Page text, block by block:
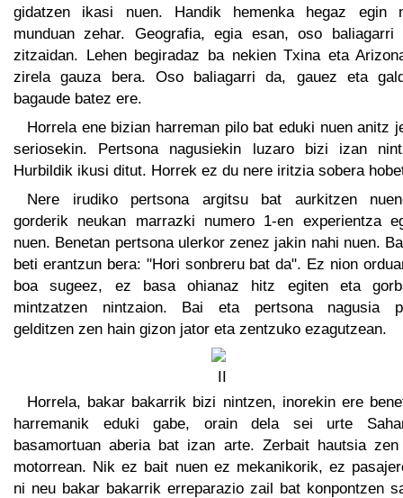
gidatzen ikasi nuen. Handik hemenka hegaz egin
munduan zehar. Geografia, egia esan, oso baliagarri
zitzaidan. Lehen begiradaz ba nekien Txina eta
zirela gauza bera. Oso baliagarri da, gauez eta
bagaude batez ere.
Horrela ene bizian harreman pilo bat eduki nuen anitz
seriosekin. Pertsona nagusiekin luzaro bizi izan
Hurbildik ikusi ditut. Horrek ez du nere iritzia sobera
Nere irudiko pertsona argitsu bat aurkitzen
gorderik neukan marrazki numero 1-en experientza
nuen. Benetan pertsona ulerkor zenez jakin nahi nuen.
beti erantzun bera: "Hori sonbreru bat da". Ez nion
boa sugeez, ez basa ohianaz hitz egiten eta
mintzatzen nintzaion. Bai eta pertsona nagusia
gelditzen zen hain gizon jator eta zentzuko ezagutzean.
Horrela, bakar bakarrik bizi nintzen, inorekin ere
harremanik eduki gabe, orain dela sei urte
basamortuan aberia bat izan arte. Zerbait hautsia zen
motorrean. Nik ez bait nuen ez mekanikorik, ez
ni neu bakar bakarrik erreparazio zail bat konpontzen